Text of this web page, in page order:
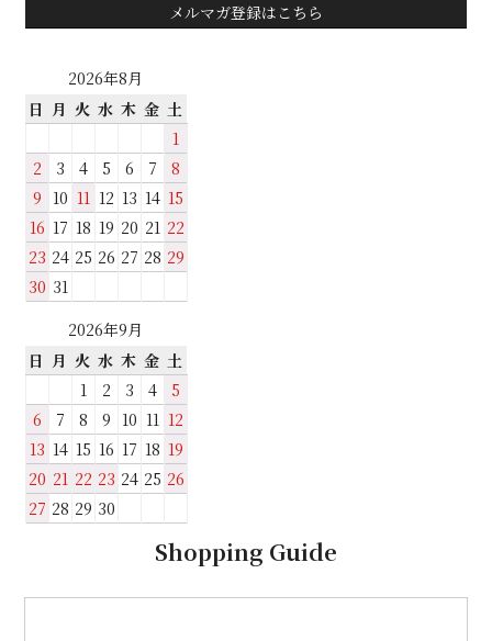
メルマガ登録はこちら
2026年8月
日 月 火 水 木 金 土
1
2
3 4 5 6 7
8
9 10 11 12 13 14 15
16 17 18 19 20 21 22
23 24 25 26 27 28 29
30 31
2026年9月
日 月 火 水 木 金 土
1
2 3 4
5
6
7 8 9 10 11 12
13 14 15 16 17 18 19
20 21 22 23 24 25 26
27 28 29 30
Shopping Guide